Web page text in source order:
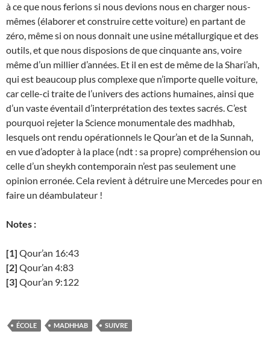
à ce que nous ferions si nous devions nous en charger nous-
mêmes (élaborer et construire cette voiture) en partant de
zéro, même si on nous donnait une usine métallurgique et des
outils, et que nous disposions de que cinquante ans, voire
même d’un millier d’années. Et il en est de même de la Shari’ah,
qui est beaucoup plus complexe que n’importe quelle voiture,
car celle-ci traite de l’univers des actions humaines, ainsi que
d’un vaste éventail d’interprétation des textes sacrés. C’est
pourquoi rejeter la Science monumentale des madhhab,
lesquels ont rendu opérationnels le Qour’an et de la Sunnah,
en vue d’adopter à la place (ndt : sa propre) compréhension ou
celle d’un sheykh contemporain n’est pas seulement une
opinion erronée. Cela revient à détruire une Mercedes pour en
faire un déambulateur !
Notes :
[1] Qour’an 16:43
[2] Qour’an 4:83
[3] Qour’an 9:122
ÉCOLE MADHHAB SUIVRE